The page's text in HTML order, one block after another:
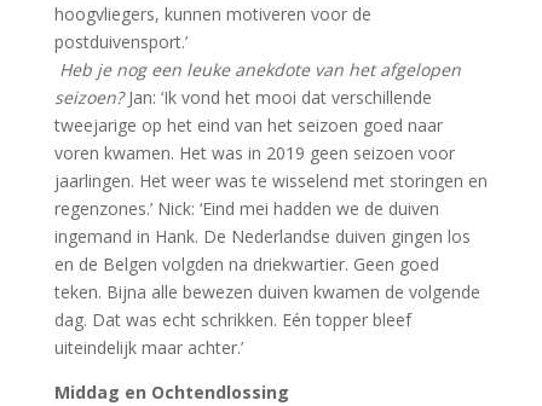
hoogvliegers, kunnen motiveren voor de
postduivensport.’
Heb je nog een leuke anekdote van het afgelopen
seizoen?Jan: ‘Ik vond het mooi dat verschillende
tweejarige op het eind van het seizoen goed naar
voren kwamen. Het was in 2019 geen seizoen voor
jaarlingen. Het weer was te wisselend met storingen en
regenzones.’ Nick: ‘Eind mei hadden we de duiven
ingemand in Hank. De Nederlandse duiven gingen los
en de Belgen volgden na driekwartier. Geen goed
teken. Bijna alle bewezen duiven kwamen de volgende
dag. Dat was echt schrikken. Eén topper bleef
uiteindelijk maar achter.’
Middag en Ochtendlossing